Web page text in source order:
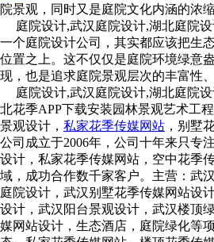
院景观，同时又是庭院文化内涵的浓缩
庭院设计,武汉庭院设计,湖北庭院设计,
一个庭院设计公司，其实都应该把
位置之上。这不仅仅是庭院环境绿意
现，也是追求庭院景观层次的丰富性
庭院设计,武汉庭院设计,湖北庭院设计,
北花季APP下载安装园林景观艺术工
景观设计， 私家花季传媒网站 ，
公司成立于2006年，公司十年来只专
设计，私家花季传媒网站，空中
域，成功合作数千家客户。主营：
庭院设计，武汉别墅花季传媒网站设
设计，武汉阳台景观设计，武汉楼顶
媒网站设计，生态酒店，庭院绿化等项